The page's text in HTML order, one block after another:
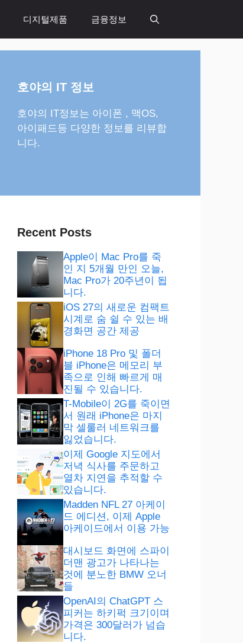
디지털제품 금융정보
호야의 IT 정보
호야의 IT정보는 아이폰 , 맥OS,
아이패드등 다양한 정보를 리뷰합
니다.
Recent Posts
Apple이 Mac Pro를 죽
인 지 5개월 만인 오늘,
Mac Pro가 20주년이 됩
니다.
iOS 27의 새로운 컴팩트
시계로 숨 쉴 수 있는 배
경화면 공간 제공
iPhone 18 Pro 및 폴더
블 iPhone은 메모리 부
족으로 인해 빠르게 매
진될 수 있습니다.
T-Mobile이 2G를 죽이면
서 원래 iPhone은 마지
막 셀룰러 네트워크를
잃었습니다.
이제 Google 지도에서
저녁 식사를 주문하고
열차 지연을 추적할 수
있습니다.
Madden NFL 27 아케이
드 에디션, 이제 Apple
아케이드에서 이용 가능
대시보드 화면에 스파이
더맨 광고가 나타나는
것에 분노한 BMW 오너
들
OpenAI의 ChatGPT 스
피커는 하키퍽 크기이며
가격은 300달러가 넘습
니다.